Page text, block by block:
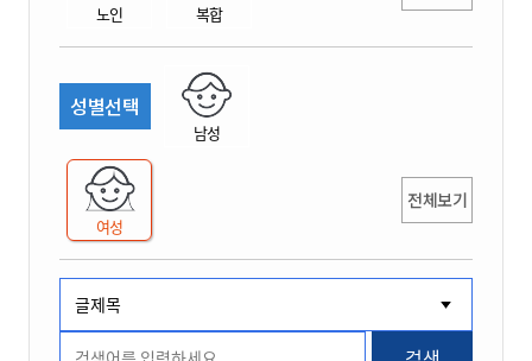
노인 복합
성별선택
남성
여성
전체보기